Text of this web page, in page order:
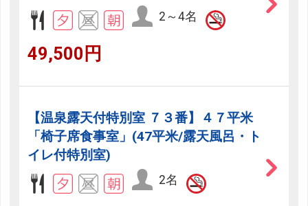
2～4名
49,500円
【温泉露天付特別室 ７３番】４７平米
「椅子席食事室」(47平米/露天風呂・ト
イレ付特別室)
2名